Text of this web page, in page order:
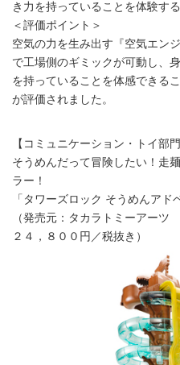
き力を持っていることを体験す
＜評価ポイント＞
空気の力を生み出す『空気エン
で工場側のギミックが可動し、
を持っていることを体感できる
が評価されました。
【コミュニケーション・トイ部
そうめんだって冒険したい！走
ラー！
「タワーズロック そうめんア
（発売元：タカラトミーアー
２４，８００円／税抜き）